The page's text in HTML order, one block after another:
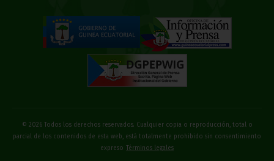
© 2026 Todos los derechos reservados. Cualquier copia o reproducción, total o
parcial de los contenidos de esta web, está totalmente prohibido sin consentimiento
expreso Términos legales